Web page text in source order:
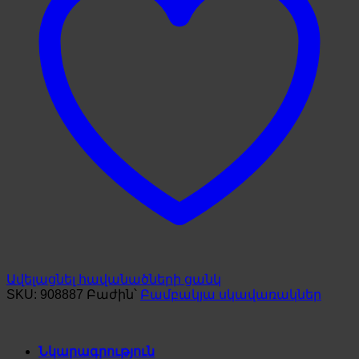
Ավելացնել հավանածների ցանկ
SKU: 908887 Բաժին՝ Բամբակյա սկավառակներ
Նկարագրություն